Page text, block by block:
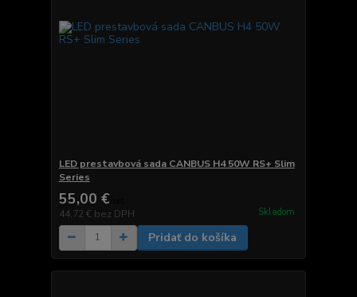
LED prestavbová sada CANBUS H4 50W RS+ Slim
Series
55,00 €
44,72 € bez DPH Skladom
Pridať do košíka